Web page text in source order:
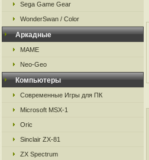
Sega Game Gear
WonderSwan / Color
Аркадные
MAME
Neo-Geo
Компьютеры
Современные Игры для ПК
Microsoft MSX-1
Oric
Sinclair ZX-81
ZX Spectrum